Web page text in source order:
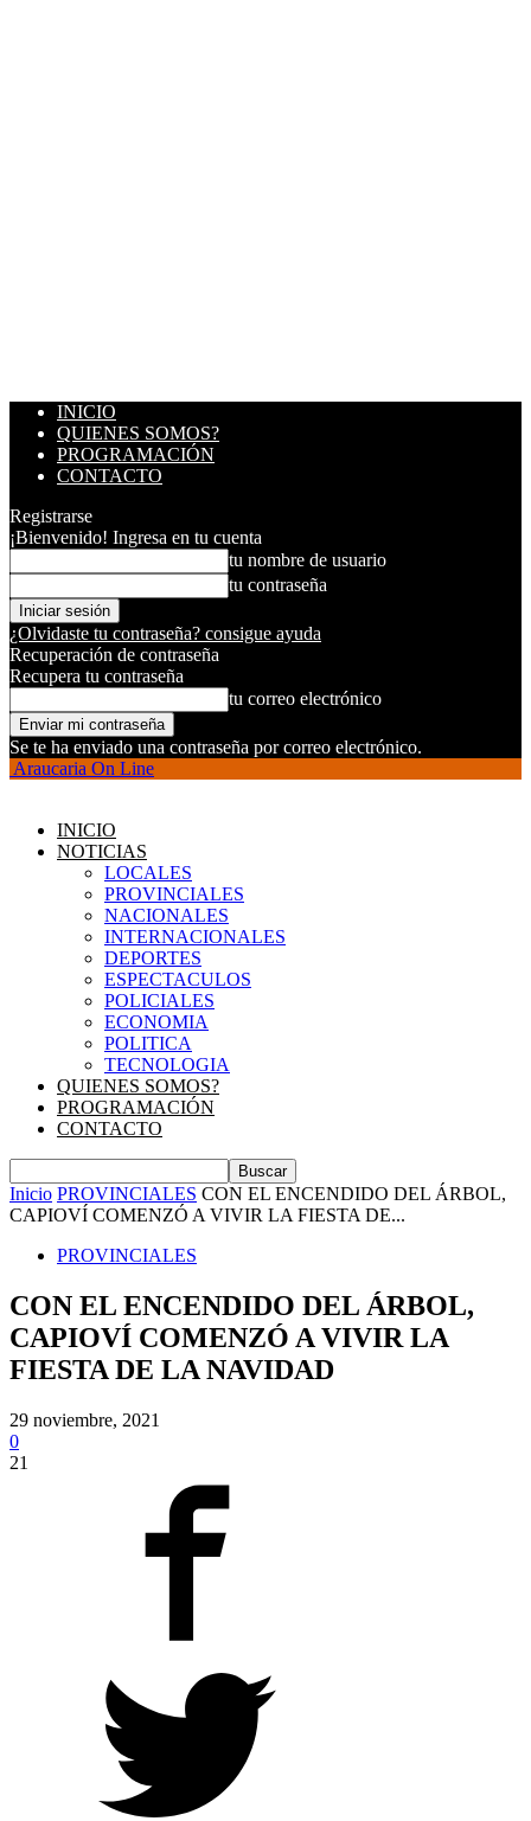
INICIO
QUIENES SOMOS?
PROGRAMACIÓN
CONTACTO
Registrarse
¡Bienvenido! Ingresa en tu cuenta
tu nombre de usuario
tu contraseña
¿Olvidaste tu contraseña? consigue ayuda
Recuperación de contraseña
Recupera tu contraseña
tu correo electrónico
Se te ha enviado una contraseña por correo electrónico.
Araucaria On Line
INICIO
NOTICIAS
LOCALES
PROVINCIALES
NACIONALES
INTERNACIONALES
DEPORTES
ESPECTACULOS
POLICIALES
ECONOMIA
POLITICA
TECNOLOGIA
QUIENES SOMOS?
PROGRAMACIÓN
CONTACTO
Inicio PROVINCIALES CON EL ENCENDIDO DEL ÁRBOL,
CAPIOVÍ COMENZÓ A VIVIR LA FIESTA DE...
PROVINCIALES
CON EL ENCENDIDO DEL ÁRBOL,
CAPIOVÍ COMENZÓ A VIVIR LA
FIESTA DE LA NAVIDAD
29 noviembre, 2021
0
21